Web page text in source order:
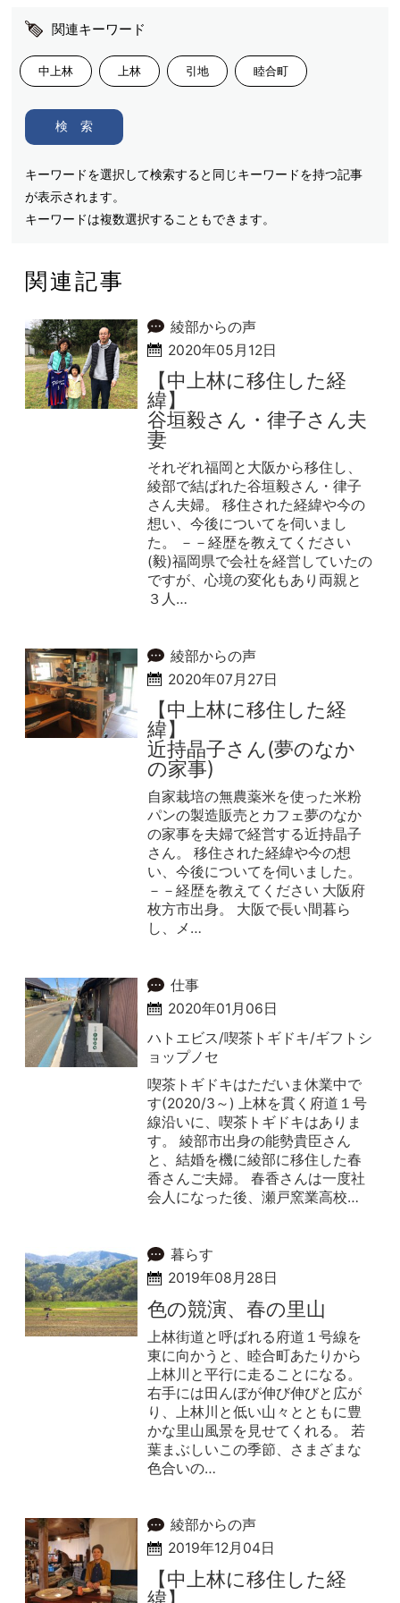
関連キーワード
中上林 上林 引地 睦合町
キーワードを選択して検索すると同じキーワードを持つ記事
が表示されます。
キーワードは複数選択することもできます。
検 索
関連記事
綾部からの声
2020年05月12日
【中上林に移住した経
緯】
谷垣毅さん・律子さん夫
妻
それぞれ福岡と大阪から移住し、
綾部で結ばれた谷垣毅さん・律子
さん夫婦。 移住された経緯や今の
想い、今後についてを伺いまし
た。 －－経歴を教えてください
(毅)福岡県で会社を経営していたの
ですが、心境の変化もあり両親と
３人…
綾部からの声
2020年07月27日
【中上林に移住した経
緯】
近持晶子さん(夢のなか
の家事)
自家栽培の無農薬米を使った米粉
パンの製造販売とカフェ夢のなか
の家事を夫婦で経営する近持晶子
さん。 移住された経緯や今の想
い、今後についてを伺いました。
－－経歴を教えてください 大阪府
枚方市出身。 大阪で長い間暮ら
し、メ…
仕事
2020年01月06日
ハトエビス/喫茶トギドキ/ギフトシ
ョップノセ
喫茶トギドキはただいま休業中で
す(2020/3～) 上林を貫く府道１号
線沿いに、喫茶トギドキはありま
す。 綾部市出身の能勢貴臣さん
と、結婚を機に綾部に移住した春
香さんご夫婦。 春香さんは一度社
会人になった後、瀬戸窯業高校…
暮らす
2019年08月28日
色の競演、春の里山
上林街道と呼ばれる府道１号線を
東に向かうと、睦合町あたりから
上林川と平行に走ることになる。
右手には田んぼが伸び伸びと広が
り、上林川と低い山々とともに豊
かな里山風景を見せてくれる。 若
葉まぶしいこの季節、さまざまな
色合いの…
綾部からの声
2019年12月04日
【中上林に移住した経
緯】